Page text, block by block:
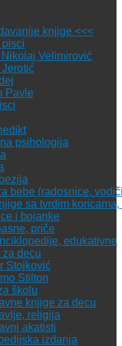
knjige <<<
Velimirović
Pavle
psihologija
bebe (radosnice,
sa tvrdim
i bojanke
priče
edukativne
za decu
Stojković
Stilton
školu
knjige za decu
religija
akatisti
izdanja